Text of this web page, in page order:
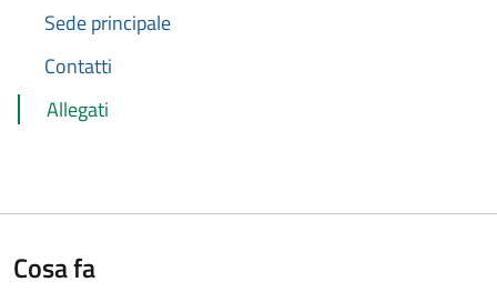
Sede principale
Contatti
Allegati
Cosa fa